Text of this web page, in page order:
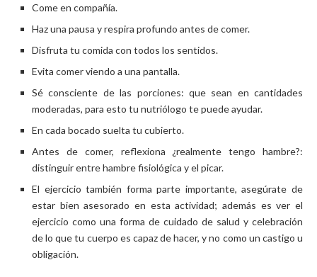
Come en compañía.
Haz una pausa y respira profundo antes de comer.
Disfruta tu comida con todos los sentidos.
Evita comer viendo a una pantalla.
Sé consciente de las porciones: que sean en cantidades
moderadas, para esto tu nutriólogo te puede ayudar.
En cada bocado suelta tu cubierto.
Antes de comer, reflexiona ¿realmente tengo hambre?:
distinguir entre hambre fisiológica y el picar.
El ejercicio también forma parte importante, asegúrate de
estar bien asesorado en esta actividad; además es ver el
ejercicio como una forma de cuidado de salud y celebración
de lo que tu cuerpo es capaz de hacer, y no como un castigo u
obligación.